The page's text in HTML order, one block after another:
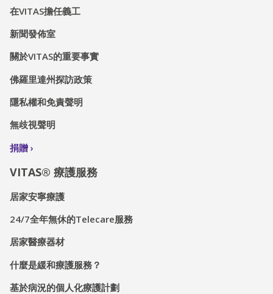
在VITAS擔任義工
新聞發佈室
關於VITAS的重要事實
佛羅里達州探訪政策
隱私權和免責聲明
無歧視聲明
捐贈
VITAS® 療護服務
居家安寧療護
24/7全年無休的Telecare服務
居家醫療器材
什麼是緩和療護服務？
基於病況的個人化療護計劃